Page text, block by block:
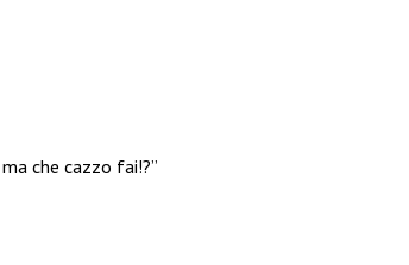
che cazzo fai!?”